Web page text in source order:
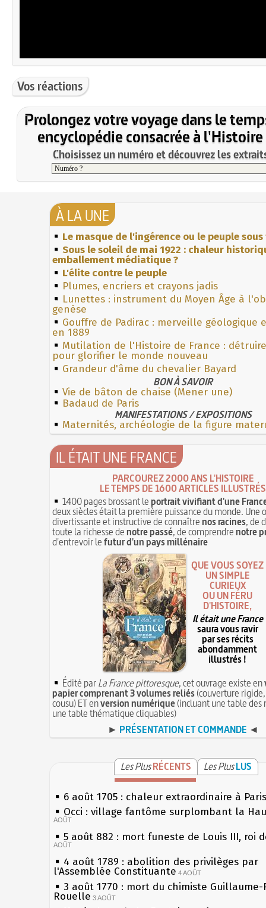
Vos réactions
Prolongez votre voyage dans le
encyclopédie consacrée à l'Histoire
Choisissez un numéro et découvrez les
À LA UNE
Le masque de l'ingérence ou le peuple
Sous le soleil de mai 1922 : chaleur
emballement médiatique ?
L'élite contre le peuple
Plumes, encriers et crayons jadis
Lunettes : instrument du Moyen Âge à
genèse
Gouffre de Padirac : merveille géologique
en 1889
Mutilation de l'Histoire de France :
pour glorifier le monde nouveau
Grandeur d'âme du chevalier Bayard
BON À SAVOIR
Vie de bâton de chaise (Mener une)
Badaud de Paris
MANIFESTATIONS / EXPOSITIONS
Maternités, archéologie de la figure
IL ÉTAIT UNE FRANCE
PARCOUREZ 2000 ANS L'HISTOIRE
LE TEMPS DE 1600 ARTICLES ILLUSTRÉS
1400 pages brossant leportrait vivifiant d'une
deux siècles était la première puissance du monde. Une
divertissante et instructive de connaîtrenos racines, de
toute la richesse denotre passé, de comprendrenotre
d'entrevoir lefutur d'un pays millénaire
QUE VOUS SOYEZ
UN SIMPLE
CURIEUX
OU UN FÉRU
D'HISTOIRE,
Il était une France
saura vous ravir
par ses récits
abondamment
illustrés !
Édité parLa France pittoresque, cet ouvrage existe en
papier comprenant 3 volumes reliés(couverture
cousu) ET enversion numérique(incluant une table des
une table thématique cliquables)
► PRÉSENTATION ET COMMANDE ◄
Les PlusRÉCENTS Les PlusLUS
6 août 1705 : chaleur extraordinaire à Paris
Occi : village fantôme surplombant la
AOÛT
5 août 882 : mort funeste de Louis III, roi
AOÛT
4 août 1789 : abolition des privilèges par
l'Assemblée Constituante 4 AOÛT
3 août 1770 : mort du chimiste Guillaume-
Rouelle 3 AOÛT